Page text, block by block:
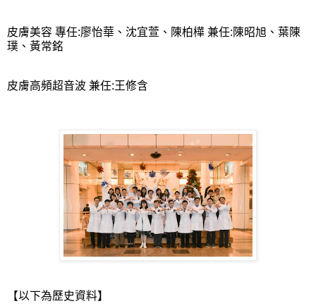
皮膚美容 專任:廖怡華、沈宜萱、陳柏樺 兼任:陳昭旭、葉陳
璞、黃常銘
皮膚高頻超音波 兼任:王修含
【以下為歷史資料】